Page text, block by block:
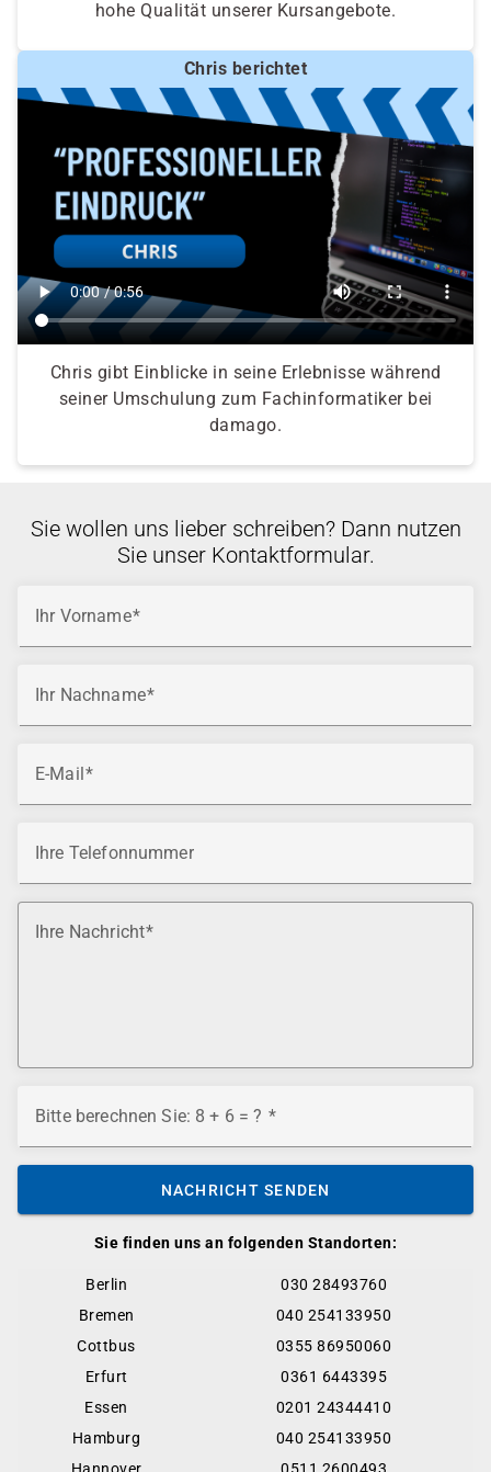
hohe Qualität unserer Kursangebote.
Chris berichtet
Chris gibt Einblicke in seine Erlebnisse während
seiner Umschulung zum Fachinformatiker bei
damago.
Sie finden uns an folgenden Standorten:
Berlin
030 28493760
Bremen
040 254133950
Cottbus
0355 86950060
Erfurt
0361 6443395
Essen
0201 24344410
Hamburg
040 254133950
Sie wollen uns lieber schreiben? Dann nutzen
Sie unser Kontaktformular.
Ihr Vorname
Ihr Nachname
E-Mail
Ihre Telefonnummer
Ihre Nachricht
Bitte berechnen Sie: 8 + 6 = ?
NACHRICHT SENDEN